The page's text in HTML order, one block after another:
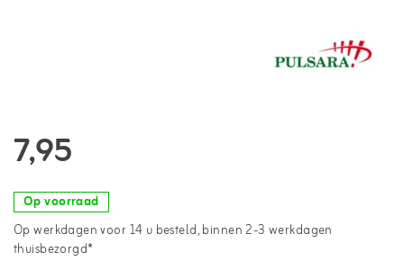
7,95
Op voorraad
Op werkdagen voor 14 u besteld, binnen 2-3 werkdagen
thuisbezorgd*